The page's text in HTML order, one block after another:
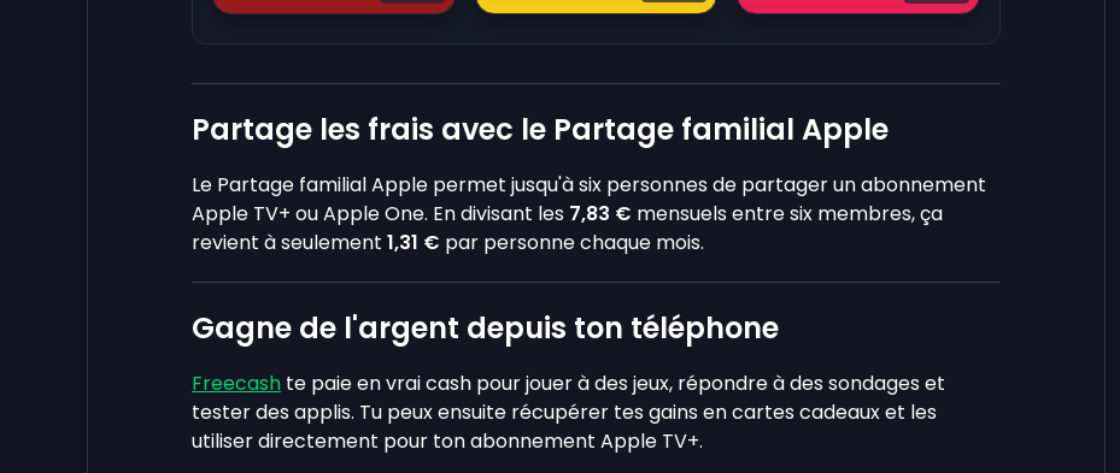
Partage les frais avec le Partage familial Apple
Le Partage familial Apple permet jusqu'à six personnes de partager un abonnement
Apple TV+ ou Apple One. En divisant les 7,83 € mensuels entre six membres, ça
revient à seulement 1,31 € par personne chaque mois.
Gagne de l'argent depuis ton téléphone
Freecash te paie en vrai cash pour jouer à des jeux, répondre à des sondages et
tester des applis. Tu peux ensuite récupérer tes gains en cartes cadeaux et les
utiliser directement pour ton abonnement Apple TV+.